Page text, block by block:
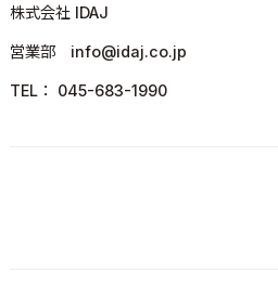
株式会社 IDAJ
営業部 info@idaj.co.jp
TEL： 045-683-1990